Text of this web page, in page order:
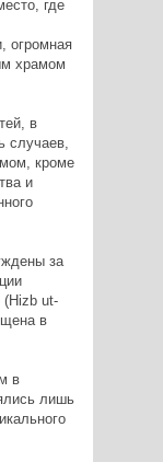
где
огромная
храмом
в
случаев,
кроме
и
за
(Hizb ut-
в
в
лишь